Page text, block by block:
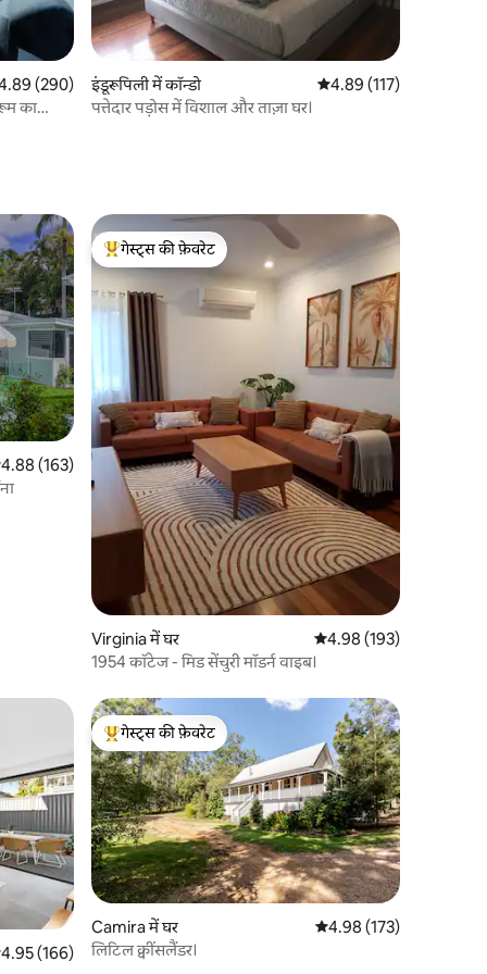
रेटिंग 5 में से 4.89, 290 समीक्षाएँ
(290)
का
इंडूरूपिली में कॉन्डो औसत रेटिंग 5 में से 4.89,
4.89 (117)
पत्तेदार पड़ोस में विशाल और ताज़ा घर।
रेटिंग 5 में से 4.88, 163 समीक्षाएँ
4.88 (163)
गेस्ट्स का टॉप फ़ेवरेट
गेस्ट्स की फ़ेवरेट
Virginia में घर औसत रेटिंग 5 में से 4.98,
4.98 (193)
1954 कॉटेज - मिड सेंचुरी मॉडर्न वाइब।
रेटिंग 5 में से 4.95, 166 समीक्षाएँ
4.95 (166)
गेस्ट्स का टॉप फ़ेवरेट
गेस्ट्स की फ़ेवरेट
Camira में घर औसत रेटिंग 5 में से 4.98,
4.98 (173)
लिटिल क्वींसलैंडर।